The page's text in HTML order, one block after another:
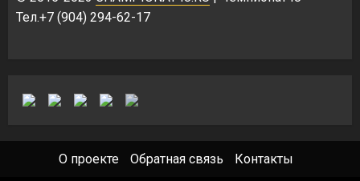
Тел.+7 (904) 294-62-17
О проекте Обратная связь Контакты